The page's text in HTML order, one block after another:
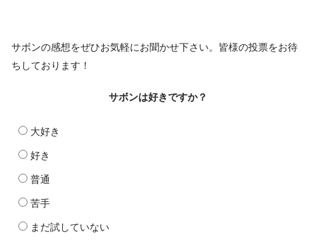
サボンの感想をぜひお気軽にお聞かせ下さい。皆様の投票をお待
ちしております！
サボンは好きですか？
大好き
好き
普通
苦手
まだ試していない